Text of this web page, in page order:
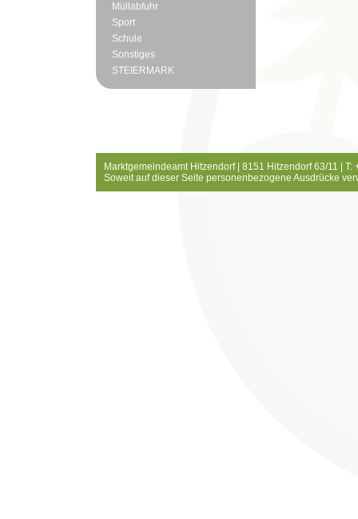
Müllabfuhr
Sport
Schule
Sonstiges
STEIERMARK
Marktgemeindeamt Hitzendorf | 8151 Hitzendorf 63/11 |
Soweit auf dieser Seite personenbezogene Ausdrücke